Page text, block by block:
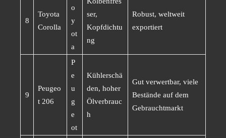
8
Toyota
Corolla
o
y
ot
a
ser,
Kopfdichtu
ng
Robust, weltweit
exportiert
9
Peugeo
t 206
P
e
u
g
e
ot
Kühlerschä
den, hoher
Ölverbrauc
h
Gut verwertbar, viele
Bestände auf dem
Gebrauchtmarkt